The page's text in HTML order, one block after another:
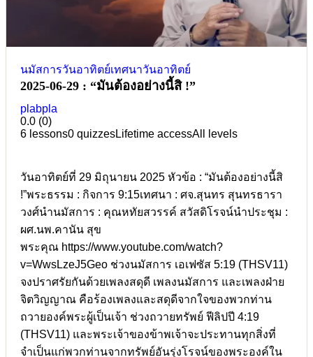
นมัสการวันอาทิตย์เทศนาวันอาทิตย์
2025-06-29 : “มันต้องอย่างนี้สิ !”
plabpla
0.0 (0)
6 lessons0 quizzesLifetime accessAll levels
วันอาทิตย์ที่ 29 มิถุนายน 2025 หัวข้อ : “มันต้องอย่างนี้สิ
!”พระธรรม : กิจการ 9:15เทศนา : ศจ.สุนทร สุนทรธารา
วงศ์นำนมัสการ : คุณหทัยสวรรค์ สวัสดิโรจน์นำประชุม :
ผศ.นพ.คานัน สุข
พระคุณ https://www.youtube.com/watch?
v=WwsLzeJ5Geo ช่วงนมัสการ เอเฟซัส 5:19 (THSV11)
จงปราศรัยกันด้วยเพลงสดุดี เพลงนมัสการ และเพลงฝ่าย
จิตวิญญาณ คือร้องเพลงและสดุดีจากใจของพวกท่าน
ถวายองค์พระผู้เป็นเจ้า ช่วงถวายทรัพย์ ฟีลิปปี 4:19
(THSV11) และพระเจ้าของข้าพเจ้าจะประทานทุกสิ่งที่
จำเป็นแก่พวกท่านจากทรัพย์อันรุ่งโรจน์ของพระองค์ใน